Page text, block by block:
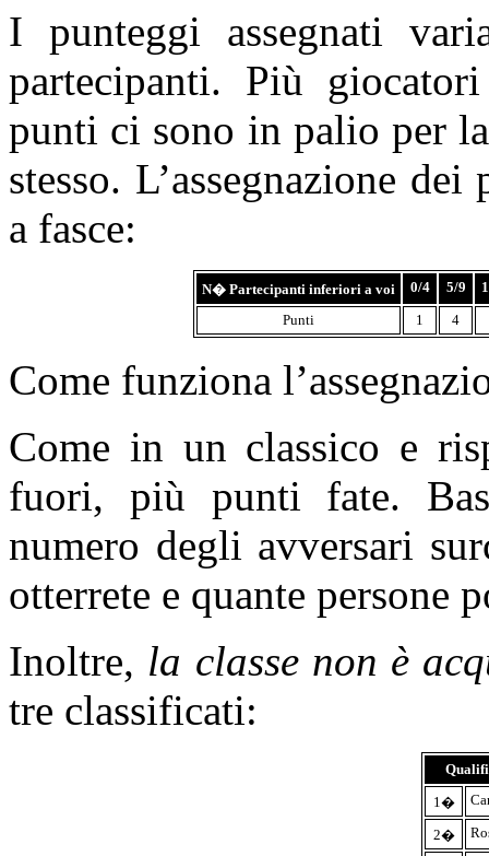
I punteggi assegnati
partecipanti. Più
punti ci sono in palio per
stesso. L’assegnazione
a fasce:
N� Partecipanti inferiori a voi 0/4 5/9
Punti
1 4
Come funziona
Come in un classico e
fuori, più punti fate.
numero degli avversari
otterrete e quante persone
Inoltre, la classe non è
tre classificati:
1�
2�